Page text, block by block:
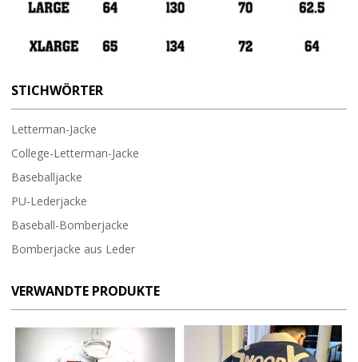
STICHWÖRTER
Letterman-Jacke
College-Letterman-Jacke
Baseballjacke
PU-Lederjacke
Baseball-Bomberjacke
Bomberjacke aus Leder
VERWANDTE PRODUKTE